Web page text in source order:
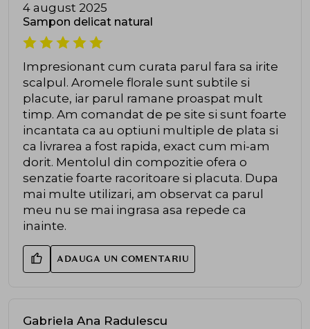
4 august 2025
Sampon delicat natural
Impresionant cum curata parul fara sa irite
scalpul. Aromele florale sunt subtile si
placute, iar parul ramane proaspat mult
timp. Am comandat de pe site si sunt foarte
incantata ca au optiuni multiple de plata si
ca livrarea a fost rapida, exact cum mi-am
dorit. Mentolul din compozitie ofera o
senzatie foarte racoritoare si placuta. Dupa
mai multe utilizari, am observat ca parul
meu nu se mai ingrasa asa repede ca
inainte.
ADAUGA UN COMENTARIU
Gabriela Ana Radulescu